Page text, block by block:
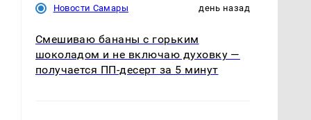
Новости Самары день назад
Смешиваю бананы с горьким
шоколадом и не включаю духовку —
получается ПП-десерт за 5 минут